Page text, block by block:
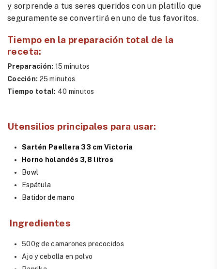
y sorprende a tus seres queridos con un platillo que
seguramente se convertirá en uno de tus favoritos.
Tiempo en la preparación total de la
receta:
Preparación: 15 minutos
Cocción: 25 minutos
Tiempo total: 40 minutos
Utensilios principales para usar:
Sartén Paellera 33 cm Victoria
Horno holandés 3,8 litros
Bowl
Espátula
Batidor de mano
Ingredientes
500g de camarones precocidos
Ajo y cebolla en polvo